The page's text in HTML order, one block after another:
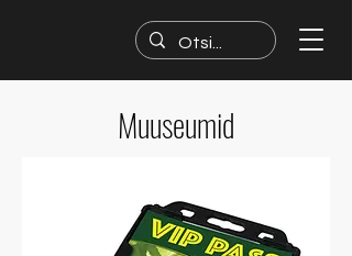
Muuseumid